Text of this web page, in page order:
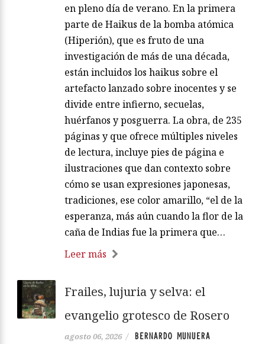
en pleno día de verano. En la primera
parte de Haikus de la bomba atómica
(Hiperión), que es fruto de una
investigación de más de una década,
están incluidos los haikus sobre el
artefacto lanzado sobre inocentes y se
divide entre infierno, secuelas,
huérfanos y posguerra. La obra, de 235
páginas y que ofrece múltiples niveles
de lectura, incluye pies de página e
ilustraciones que dan contexto sobre
cómo se usan expresiones japonesas,
tradiciones, ese color amarillo, “el de la
esperanza, más aún cuando la flor de la
caña de Indias fue la primera que…
Leer más
Frailes, lujuria y selva: el
evangelio grotesco de Rosero
agosto 06, 2026 /
BERNARDO MUNUERA